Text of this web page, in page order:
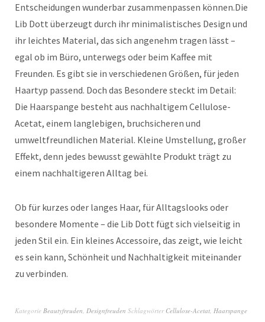
Entscheidungen wunderbar zusammenpassen können.Die
Lib Dott überzeugt durch ihr minimalistisches Design und
ihr leichtes Material, das sich angenehm tragen lässt –
egal ob im Büro, unterwegs oder beim Kaffee mit
Freunden. Es gibt sie in verschiedenen Größen, für jeden
Haartyp passend. Doch das Besondere steckt im Detail:
Die Haarspange besteht aus nachhaltigem Cellulose-
Acetat, einem langlebigen, bruchsicheren und
umweltfreundlichen Material. Kleine Umstellung, großer
Effekt, denn jedes bewusst gewählte Produkt trägt zu
einem nachhaltigeren Alltag bei.
Ob für kurzes oder langes Haar, für Alltagslooks oder
besondere Momente – die Lib Dott fügt sich vielseitig in
jeden Stil ein. Ein kleines Accessoire, das zeigt, wie leicht
es sein kann, Schönheit und Nachhaltigkeit miteinander
zu verbinden.
Kategorie Beautyfreuden Designfreuden Schlagwörter Cellulose-Acetat Haarspange